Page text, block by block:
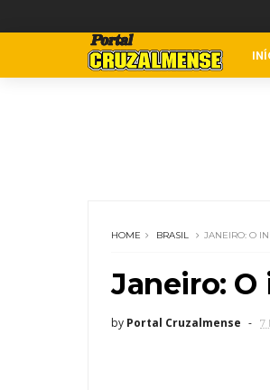
HOME BRASIL JANEIRO: O
Janeiro:
by Portal Cruzalmense 7